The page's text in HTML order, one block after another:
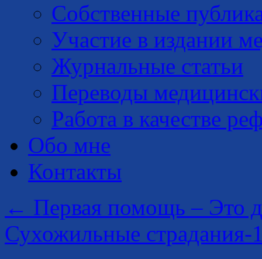
Собственные
Участие в издании
Журнальные статьи
Переводы
Работа в качестве
Обо мне
Контакты
← Первая помощь – Это
Сухожильные